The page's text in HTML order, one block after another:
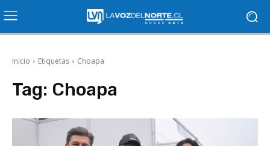
Inicio Etiquetas Choapa
Tag: Choapa